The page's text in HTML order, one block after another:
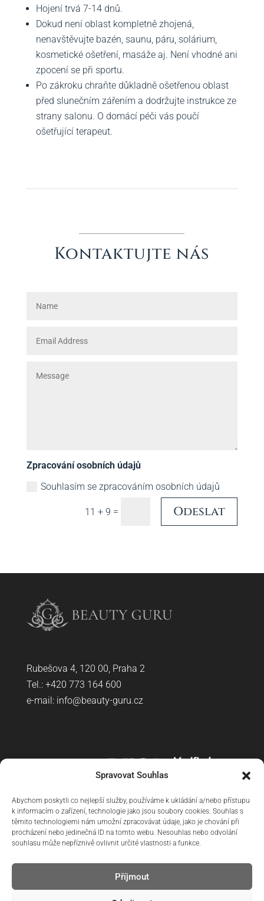
Spravovat Souhlas
Abychom poskytli co nejlepší služby, používáme k ukládání a/nebo přístupu
k informacím o zařízení, technologie jako jsou soubory cookies. Souhlas s
těmito technologiemi nám umožní zpracovávat údaje, jako je chování při
procházení nebo jedinečná ID na tomto webu. Nesouhlas nebo odvolání
souhlasu může nepříznivě ovlivnit určité vlastnosti a funkce.
Příjmout
Hojení trvá 7-14 dnů.
Dokud není oblast kompletně zhojená,
nenavštěvujte bazén, saunu, páru, solárium,
kosmetické ošetření, masáže aj. Není vhodné ani
zpocení se při sportu.
Po zákroku chraňte důkladně ošetřenou oblast
před slunečním zářením a dodržujte instrukce ze
strany salonu. O domácí péči vás poučí
ošetřující terapeut.
Kontaktujte nás
Zpracování osobních údajů
Souhlasím se zpracováním osobních údajů
11 + 9 = Odeslat
Rubešova 4, 120 00, Praha 2
Tel.: +420 773 164 600
e-mail: info@beauty-guru.cz
Doprava Reklamační řád Obchodní podmínky